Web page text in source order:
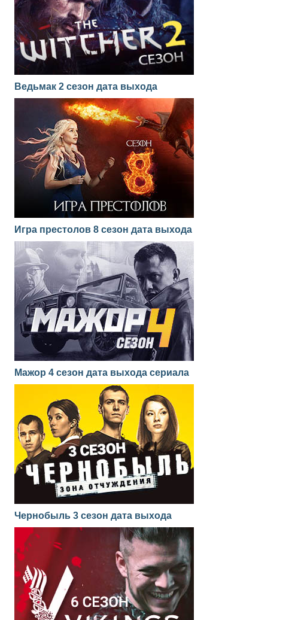
Ведьмак 2 сезон дата выхода
Игра престолов 8 сезон дата выхода
Мажор 4 сезон дата выхода сериала
Чернобыль 3 сезон дата выхода